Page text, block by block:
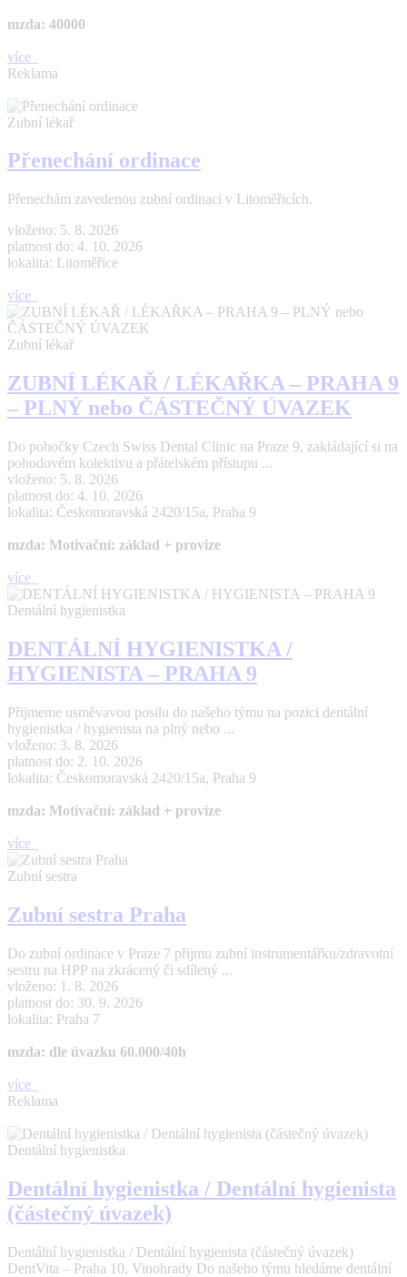
mzda: 40000
více
Reklama
Zubní lékař
Přenechání ordinace
Přenechám zavedenou zubní ordinaci v Litoměřicích.
vloženo: 5. 8. 2026
platnost do: 4. 10. 2026
lokalita: Litoměřice
více
Zubní lékař
ZUBNÍ LÉKAŘ / LÉKAŘKA – PRAHA 9
– PLNÝ nebo ČÁSTEČNÝ ÚVAZEK
Do pobočky Czech Swiss Dental Clinic na Praze 9, zakládající si na
pohodovém kolektivu a přátelském přístupu ...
vloženo: 5. 8. 2026
platnost do: 4. 10. 2026
lokalita: Českomoravská 2420/15a, Praha 9
mzda: Motivační: základ + provize
více
Dentální hygienistka
DENTÁLNÍ HYGIENISTKA /
HYGIENISTA – PRAHA 9
Přijmeme usměvavou posilu do našeho týmu na pozici dentální
hygienistka / hygienista na plný nebo ...
vloženo: 3. 8. 2026
platnost do: 2. 10. 2026
lokalita: Českomoravská 2420/15a, Praha 9
mzda: Motivační: základ + provize
více
Zubní sestra
Zubní sestra Praha
Do zubní ordinace v Praze 7 přijmu zubní instrumentářku/zdravotní
sestru na HPP na zkrácený či sdílený ...
vloženo: 1. 8. 2026
platnost do: 30. 9. 2026
lokalita: Praha 7
mzda: dle úvazku 60.000/40h
více
Reklama
Dentální hygienistka
Dentální hygienistka / Dentální hygienista
(částečný úvazek)
Dentální hygienistka / Dentální hygienista (částečný úvazek)
DentVita – Praha 10, Vinohrady Do našeho týmu hledáme dentální